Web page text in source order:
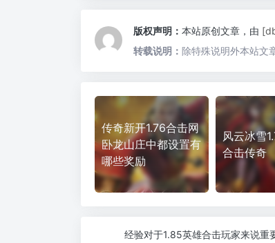
版权声明： 本站原创文章，由
转载说明： 除特殊说明外本站文
传奇新开1.76合击网
卧龙山庄中都设置有
哪些奖励
风云冰雪
合击传奇
经验对于1.85英雄合击玩家来说重